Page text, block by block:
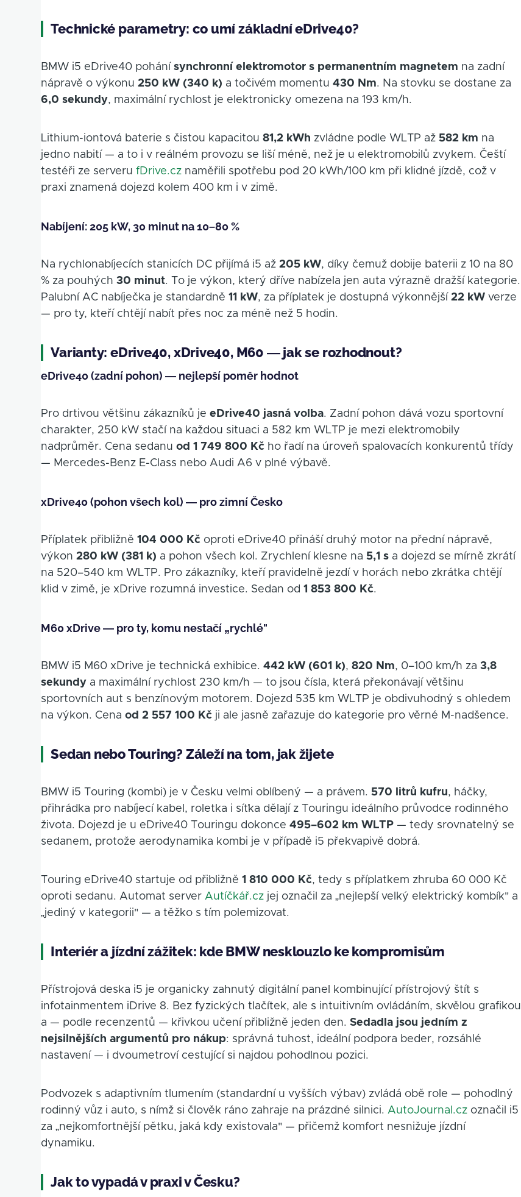
Technické parametry: co umí základní eDrive40?
BMW i5 eDrive40 pohánísynchronní elektromotor s permanentním magnetem na zadní
nápravě o výkonu250 kW (340 k) a točivém momentu430 Nm. Na stovku se dostane za
6,0 sekundy, maximální rychlost je elektronicky omezena na 193 km/h.
Lithium-iontová baterie s čistou kapacitou81,2 kWh zvládne podle WLTP až582 km na
jedno nabití — a to i v reálném provozu se liší méně, než je u elektromobilů zvykem. Čeští
testéři ze serverufDrive.cz naměřili spotřebu pod 20 kWh/100 km při klidné jízdě, což v
praxi znamená dojezd kolem 400 km i v zimě.
Nabíjení: 205 kW, 30 minut na 10–80 %
Na rychlonabíjecích stanicích DC přijímá i5 až205 kW, díky čemuž dobije baterii z 10 na 80
% za pouhých30 minut. To je výkon, který dříve nabízela jen auta výrazně dražší kategorie.
Palubní AC nabíječka je standardně11 kW, za příplatek je dostupná výkonnější22 kW verze
— pro ty, kteří chtějí nabít přes noc za méně než 5 hodin.
Varianty: eDrive40, xDrive40, M60 — jak se rozhodnout?
eDrive40 (zadní pohon) — nejlepší poměr hodnot
Pro drtivou většinu zákazníků jeeDrive40 jasná volba. Zadní pohon dává vozu sportovní
charakter, 250 kW stačí na každou situaci a 582 km WLTP je mezi elektromobily
nadprůměr. Cena sedanuod 1 749 800 Kč ho řadí na úroveň spalovacích konkurentů třídy
— Mercedes-Benz E-Class nebo Audi A6 v plné výbavě.
xDrive40 (pohon všech kol) — pro zimní Česko
Příplatek přibližně104 000 Kč oproti eDrive40 přináší druhý motor na přední nápravě,
výkon280 kW (381 k) a pohon všech kol. Zrychlení klesne na5,1 s a dojezd se mírně zkrátí
na 520–540 km WLTP. Pro zákazníky, kteří pravidelně jezdí v horách nebo zkrátka chtějí
klid v zimě, je xDrive rozumná investice. Sedan od1 853 800 Kč.
M60 xDrive — pro ty, komu nestačí „rychlé"
BMW i5 M60 xDrive je technická exhibice.442 kW (601 k),820 Nm, 0–100 km/h za3,8
sekundy a maximální rychlost 230 km/h — to jsou čísla, která překonávají většinu
sportovních aut s benzínovým motorem. Dojezd 535 km WLTP je obdivuhodný s ohledem
na výkon. Cenaod 2 557 100 Kč ji ale jasně zařazuje do kategorie pro věrné M-nadšence.
Sedan nebo Touring? Záleží na tom, jak žijete
BMW i5 Touring (kombi) je v Česku velmi oblíbený — a právem.570 litrů kufru, háčky,
přihrádka pro nabíjecí kabel, roletka i síťka dělají z Touringu ideálního průvodce rodinného
života. Dojezd je u eDrive40 Touringu dokonce495–602 km WLTP — tedy srovnatelný se
sedanem, protože aerodynamika kombi je v případě i5 překvapivě dobrá.
Touring eDrive40 startuje od přibližně1 810 000 Kč, tedy s příplatkem zhruba 60 000 Kč
oproti sedanu. Automat serverAutíčkář.cz jej označil za „nejlepší velký elektrický kombík" a
„jediný v kategorii" — a těžko s tím polemizovat.
Interiér a jízdní zážitek: kde BMW nesklouzlo ke kompromisům
Přístrojová deska i5 je organicky zahnutý digitální panel kombinující přístrojový štít s
infotainmentem iDrive 8. Bez fyzických tlačítek, ale s intuitivním ovládáním, skvělou grafikou
a — podle recenzentů — křivkou učení přibližně jeden den.Sedadla jsou jedním z
nejsilnějších argumentů pro nákup: správná tuhost, ideální podpora beder, rozsáhlé
nastavení — i dvoumetroví cestující si najdou pohodlnou pozici.
Podvozek s adaptivním tlumením (standardní u vyšších výbav) zvládá obě role — pohodlný
rodinný vůz i auto, s nímž si člověk ráno zahraje na prázdné silnici.AutoJournal.cz označil i5
za „nejkomfortnější pětku, jaká kdy existovala" — přičemž komfort nesnižuje jízdní
dynamiku.
Jak to vypadá v praxi v Česku?